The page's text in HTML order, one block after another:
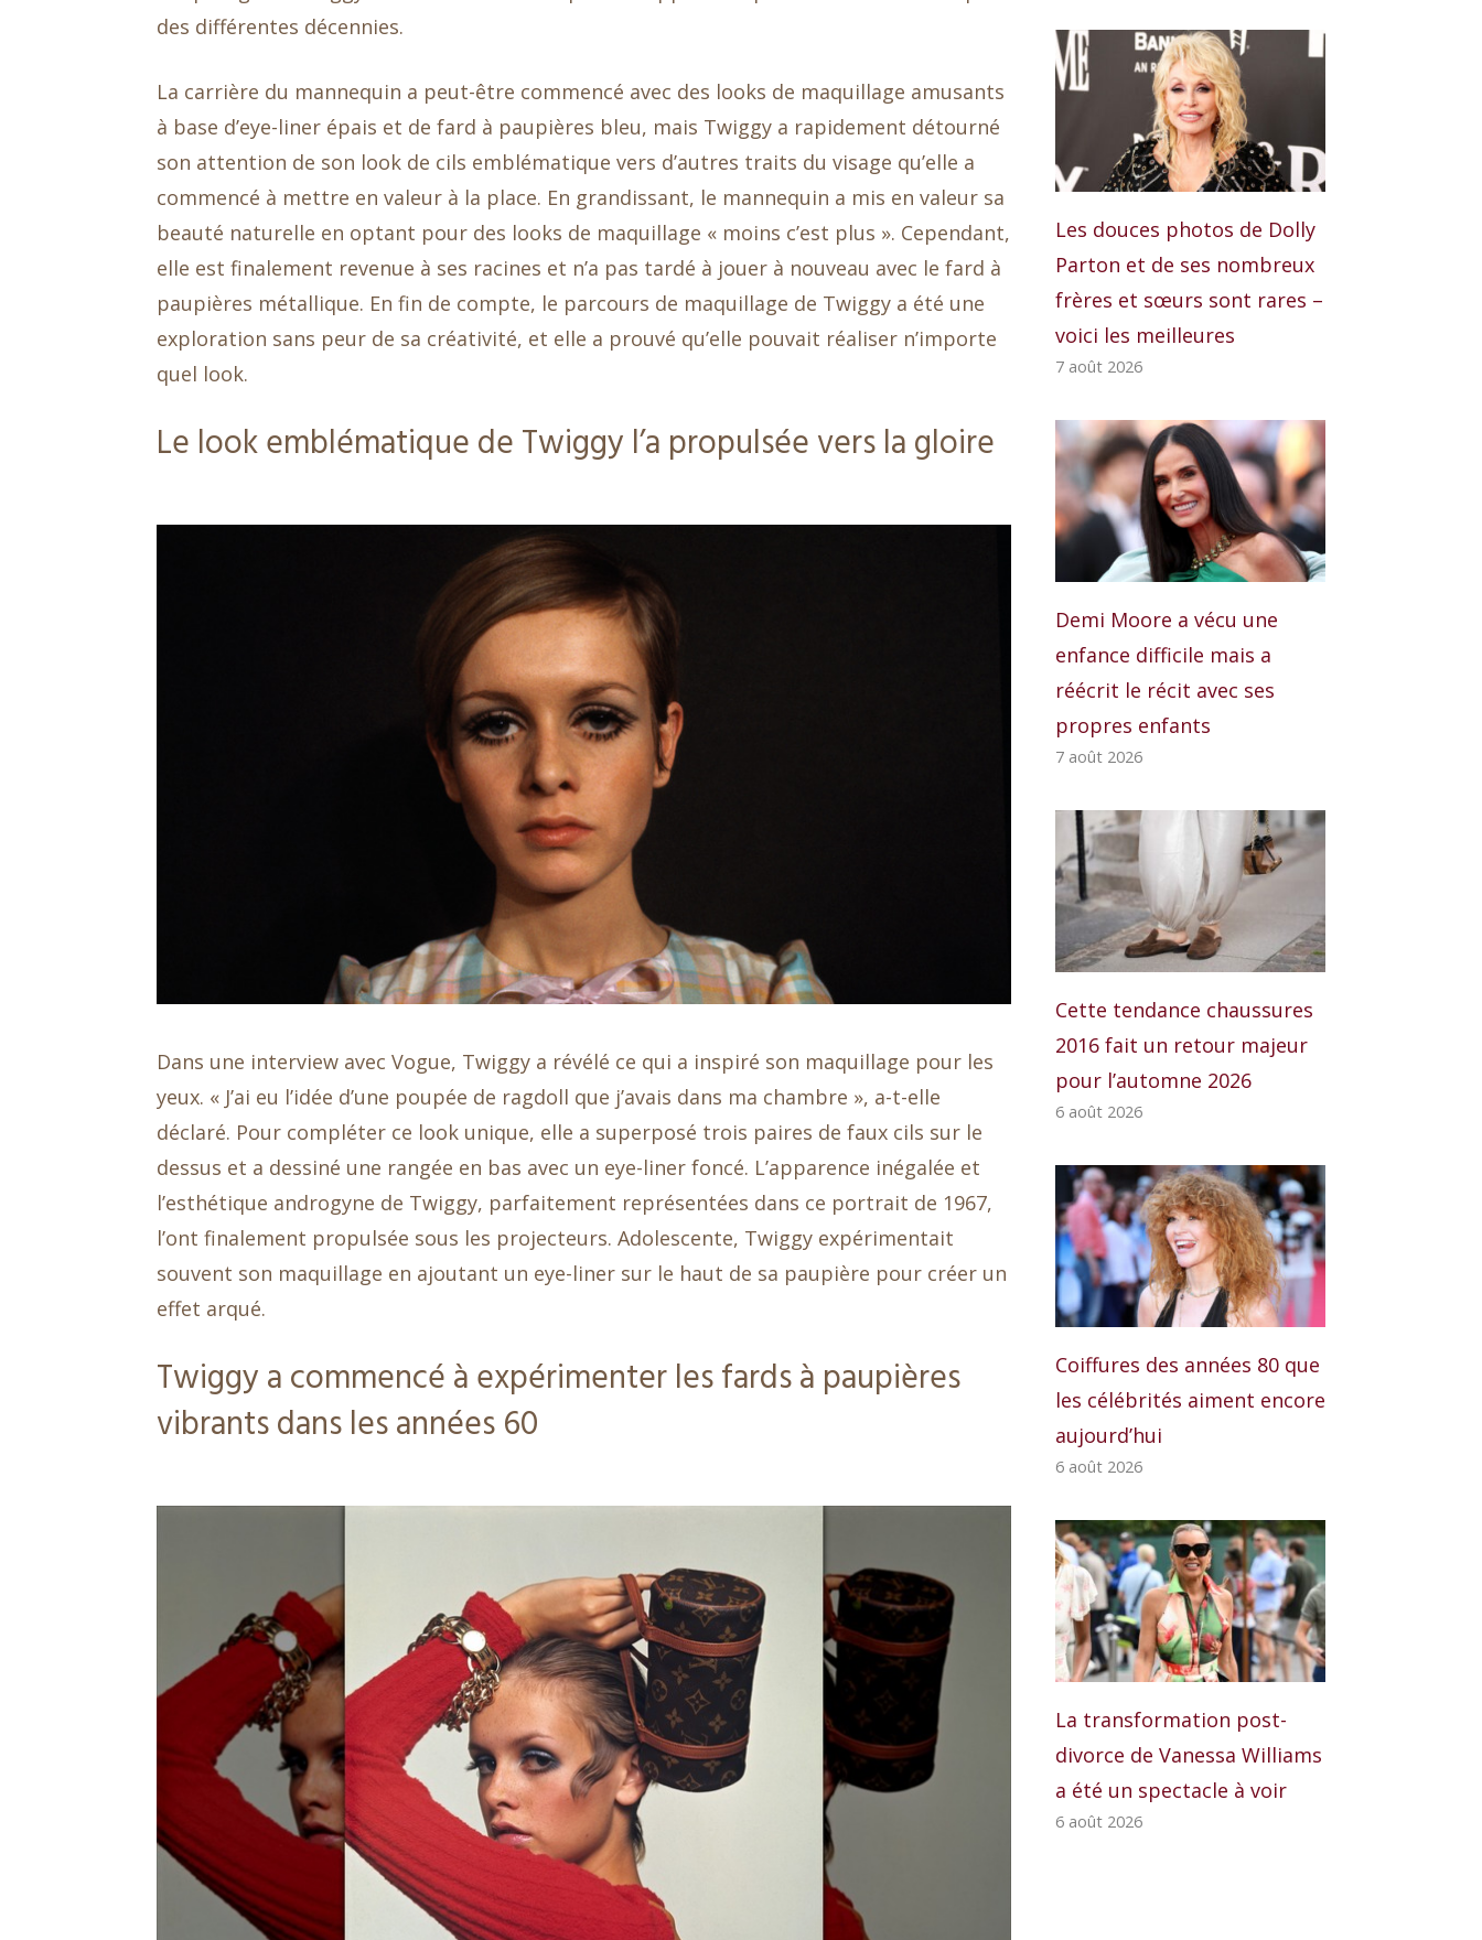
des différentes décennies.
La carrière du mannequin a peut-être commencé avec des looks de maquillage amusants
à base d’eye-liner épais et de fard à paupières bleu, mais Twiggy a rapidement détourné
son attention de son look de cils emblématique vers d’autres traits du visage qu’elle a
commencé à mettre en valeur à la place. En grandissant, le mannequin a mis en valeur sa
beauté naturelle en optant pour des looks de maquillage « moins c’est plus ». Cependant,
elle est finalement revenue à ses racines et n’a pas tardé à jouer à nouveau avec le fard à
paupières métallique. En fin de compte, le parcours de maquillage de Twiggy a été une
exploration sans peur de sa créativité, et elle a prouvé qu’elle pouvait réaliser n’importe
quel look.
Le look emblématique de Twiggy l’a propulsée vers la gloire
Dans une interview avec Vogue, Twiggy a révélé ce qui a inspiré son maquillage pour les
yeux. « J’ai eu l’idée d’une poupée de ragdoll que j’avais dans ma chambre », a-t-elle
déclaré. Pour compléter ce look unique, elle a superposé trois paires de faux cils sur le
dessus et a dessiné une rangée en bas avec un eye-liner foncé. L’apparence inégalée et
l’esthétique androgyne de Twiggy, parfaitement représentées dans ce portrait de 1967,
l’ont finalement propulsée sous les projecteurs. Adolescente, Twiggy expérimentait
souvent son maquillage en ajoutant un eye-liner sur le haut de sa paupière pour créer un
effet arqué.
Twiggy a commencé à expérimenter les fards à paupières
vibrants dans les années 60
Les douces photos de Dolly
Parton et de ses nombreux
frères et sœurs sont rares –
voici les meilleures
7 août 2026
Demi Moore a vécu une
enfance difficile mais a
réécrit le récit avec ses
propres enfants
7 août 2026
Cette tendance chaussures
2016 fait un retour majeur
pour l’automne 2026
6 août 2026
Coiffures des années 80 que
les célébrités aiment encore
aujourd’hui
6 août 2026
La transformation post-
divorce de Vanessa Williams
a été un spectacle à voir
6 août 2026